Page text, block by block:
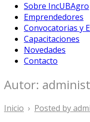
Sobre IncUBAgro
Emprendedores
Convocatorias y
Capacitaciones
Novedades
Contacto
Autor:
Inicio › Posted by